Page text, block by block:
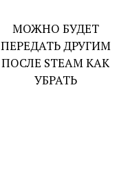
МОЖНО БУДЕТ
ПЕРЕДАТЬ ДРУГИМ
ПОСЛЕ STEAM КАК
УБРАТЬ